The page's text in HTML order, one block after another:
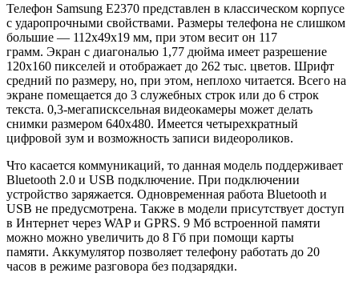
Телефон Samsung E2370 представлен в классическом корпусе
с ударопрочными свойствами. Размеры телефона не слишком
большие — 112x49x19 мм, при этом весит он 117
грамм. Экран с диагональю 1,77 дюйма имеет разрешение
120x160 пикселей и отображает до 262 тыс. цветов. Шрифт
средний по размеру, но, при этом, неплохо читается. Всего на
экране помещается до 3 служебных строк или до 6 строк
текста. 0,3-мегаписксельная видеокамеры может делать
снимки размером 640x480. Имеется четырехкратный
цифровой зум и возможность записи видеороликов.
Что касается коммуникаций, то данная модель поддерживает
Bluetooth 2.0 и USB подключение. При подключении
устройство заряжается. Одновременная работа Bluetooth и
USB не предусмотрена. Также в модели присутствует доступ
в Интернет через WAP и GPRS. 9 Мб встроенной памяти
можно можно увеличить до 8 Гб при помощи карты
памяти. Аккумулятор позволяет телефону работать до 20
часов в режиме разговора без подзарядки.